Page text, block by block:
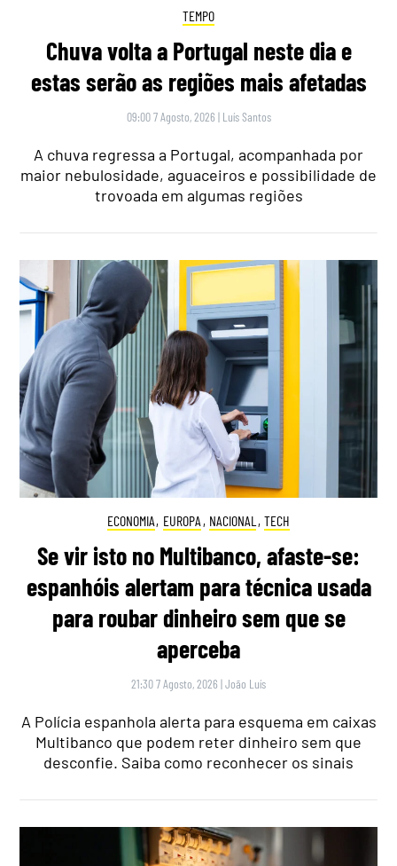
TEMPO
Chuva volta a Portugal neste dia e
estas serão as regiões mais afetadas
09:00 7 Agosto, 2026 | Luís Santos
A chuva regressa a Portugal, acompanhada por
maior nebulosidade, aguaceiros e possibilidade de
trovoada em algumas regiões
ECONOMIA, EUROPA , NACIONAL , TECH
Se vir isto no Multibanco, afaste-se:
espanhóis alertam para técnica usada
para roubar dinheiro sem que se
aperceba
21:30 7 Agosto, 2026 |João Luís
A Polícia espanhola alerta para esquema em caixas
Multibanco que podem reter dinheiro sem que
desconfie. Saiba como reconhecer os sinais